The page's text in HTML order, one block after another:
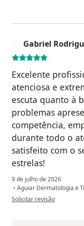
Gabriel
Excelente
atenciosa e
escuta quanto à
problemas
competência,
durante todo o
satisfeito com o
estrelas!
9 de julho de 2026
• Aguiar Dermatologia e
na opinião do utilizador
Solicitar revisão